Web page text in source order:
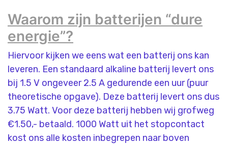
Waarom zijn batterijen “dure
energie”?
Hiervoor kijken we eens wat een batterij ons kan
leveren. Een standaard alkaline batterij levert ons
bij 1.5 V ongeveer 2.5 A gedurende een uur (puur
theoretische opgave). Deze batterij levert ons dus
3.75 Watt. Voor deze batterij hebben wij grofweg
€1.50,- betaald. 1000 Watt uit het stopcontact
kost ons alle kosten inbegrepen naar boven